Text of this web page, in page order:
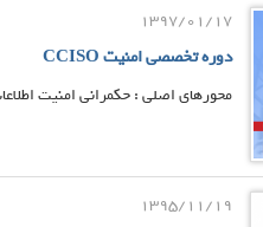
1397/01/17
دوره تخصصی امنیت CCISO
محورهای اصلی : حکمرانی امنيت
1395/11/19